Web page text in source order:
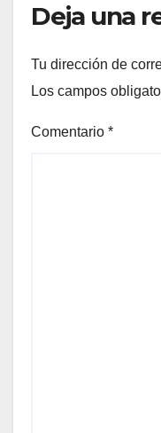
Deja una
Tu dirección de
Los campos
Comentario *